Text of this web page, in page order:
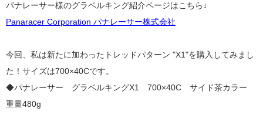
パナレーサー様のグラベルキング紹介ページはこちら↓
Panaracer Corporation パナレーサー株式会社
今回、私は新たに加わったトレッドパターン "X1"を購入してみまし
た！サイズは700×40Cです。
◆パナレーサー グラベルキングX1 700×40C サイド茶カラー
重量480g